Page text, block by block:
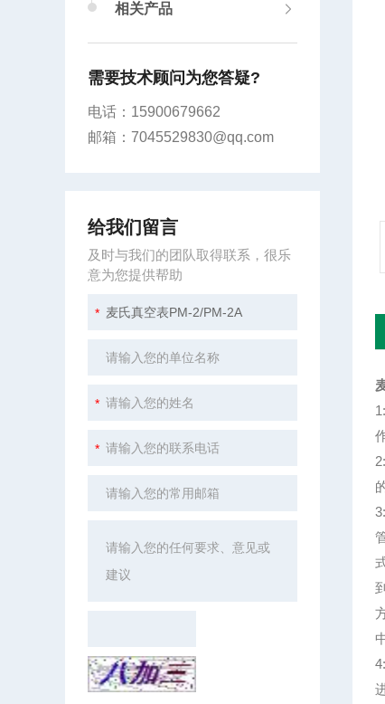
相关产品
需要技术顾问为您答疑?
电话：15900679662
邮箱：7045529830@qq.com
给我们留言
及时与我们的团队取得联系，很乐
意为您提供帮助